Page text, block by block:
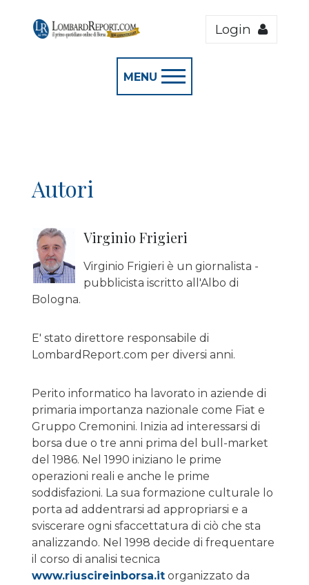
Login
MENU
Autori
Virginio Frigieri
Virginio Frigieri è un giornalista -
pubblicista iscritto all'Albo di
Bologna.
E' stato direttore responsabile di
LombardReport.com per diversi anni.
Perito informatico ha lavorato in aziende di
primaria importanza nazionale come Fiat e
Gruppo Cremonini. Inizia ad interessarsi di
borsa due o tre anni prima del bull-market
del 1986. Nel 1990 iniziano le prime
operazioni reali e anche le prime
soddisfazioni. La sua formazione culturale lo
porta ad addentrarsi ad appropriarsi e a
sviscerare ogni sfaccettatura di ciò che sta
analizzando. Nel 1998 decide di frequentare
il corso di analisi tecnica
www.riuscireinborsa.it organizzato da